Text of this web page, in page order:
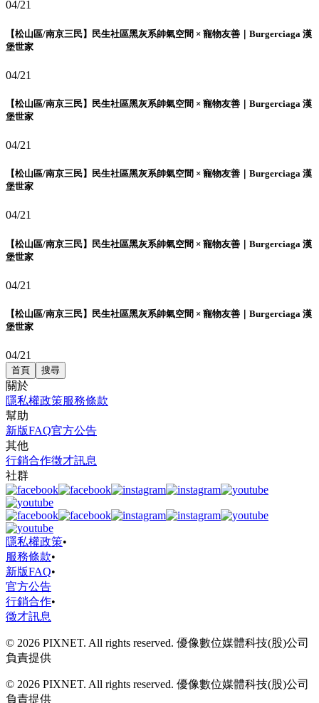
04/21
【松山區/南京三民】民生社區黑灰系帥氣空間 × 寵物友善｜Burgerciaga 漢
堡世家
04/21
【松山區/南京三民】民生社區黑灰系帥氣空間 × 寵物友善｜Burgerciaga 漢
堡世家
04/21
【松山區/南京三民】民生社區黑灰系帥氣空間 × 寵物友善｜Burgerciaga 漢
堡世家
04/21
【松山區/南京三民】民生社區黑灰系帥氣空間 × 寵物友善｜Burgerciaga 漢
堡世家
04/21
【松山區/南京三民】民生社區黑灰系帥氣空間 × 寵物友善｜Burgerciaga 漢
堡世家
04/21
首頁 搜尋
關於
隱私權政策服務條款
幫助
新版FAQ官方公告
其他
行銷合作徵才訊息
社群
隱私權政策•
服務條款•
新版FAQ•
官方公告
行銷合作•
徵才訊息
© 2026 PIXNET. All rights reserved. 優像數位媒體科技(股)公司
負責提供
© 2026 PIXNET. All rights reserved. 優像數位媒體科技(股)公司
負責提供